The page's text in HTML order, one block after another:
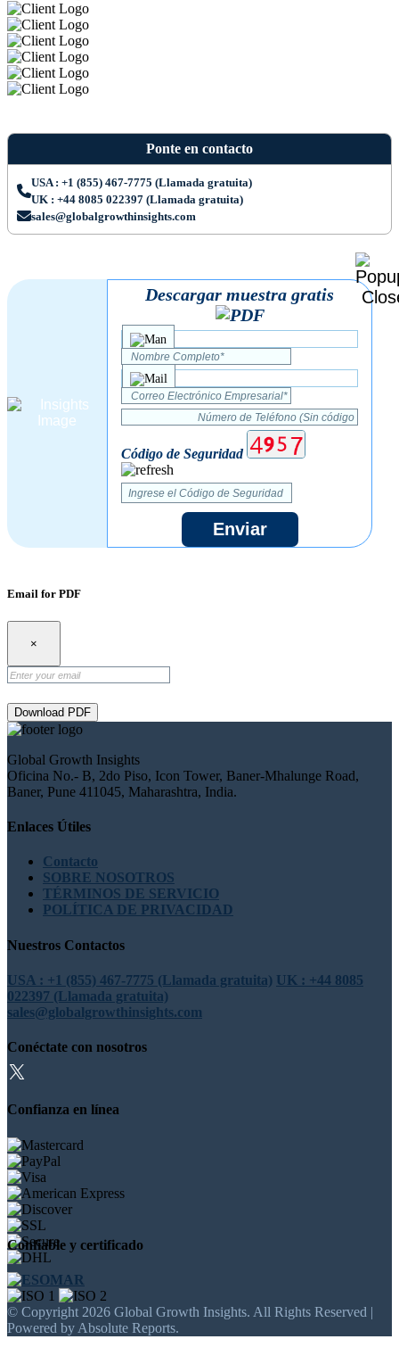
Ponte en contacto
USA : +1 (855) 467-7775 (Llamada gratuita)
UK : +44 8085 022397 (Llamada gratuita)
sales@globalgrowthinsights.com
Descargar muestra gratis
Código de Seguridad
Enviar
Email for PDF
×
Download PDF
Global Growth Insights
Oficina No.- B, 2do Piso, Icon Tower, Baner-Mhalunge Road,
Baner, Pune 411045, Maharashtra, India.
Enlaces Útiles
Contacto
SOBRE NOSOTROS
TÉRMINOS DE SERVICIO
POLÍTICA DE PRIVACIDAD
Nuestros Contactos
USA : +1 (855) 467-7775 (Llamada gratuita) UK : +44 8085
022397 (Llamada gratuita)
sales@globalgrowthinsights.com
Conéctate con nosotros
Confianza en línea
Confiable y certificado
© Copyright 2026 Global Growth Insights. All Rights Reserved |
Powered by Absolute Reports.